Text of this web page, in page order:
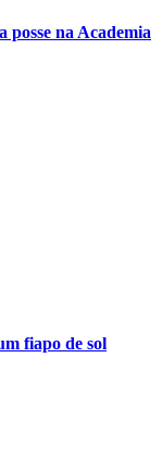
na Academia
fiapo de sol